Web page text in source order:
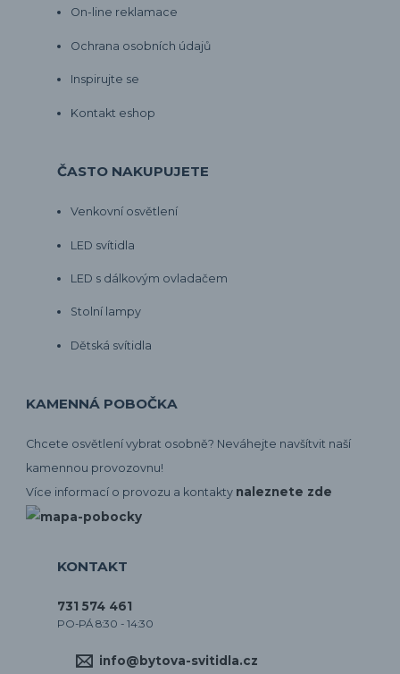
On-line reklamace
Ochrana osobních údajů
Inspirujte se
Kontakt eshop
ČASTO NAKUPUJETE
Venkovní osvětlení
LED svítidla
LED s dálkovým ovladačem
Stolní lampy
Dětská svítidla
KAMENNÁ POBOČKA
Chcete osvětlení vybrat osobně? Neváhejte navšítvit naší
kamennou provozovnu!
Více informací o provozu a kontakty naleznete zde
KONTAKT
731 574 461
PO-PÁ 8:30 - 14:30
info@bytova-svitidla.cz